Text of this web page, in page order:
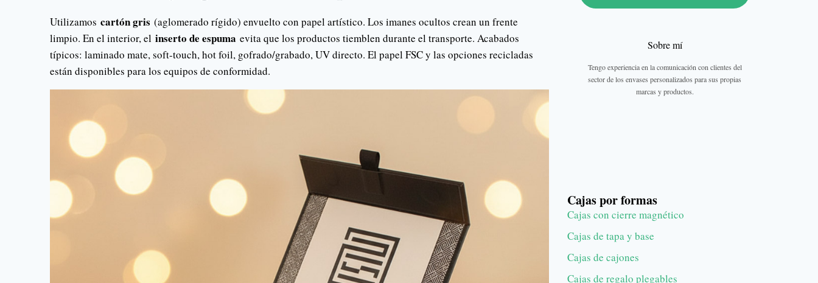
Utilizamos cartón gris (aglomerado rígido) envuelto con papel artístico. Los imanes ocultos crean un frente
limpio. En el interior, el inserto de espuma evita que los productos tiemblen durante el transporte. Acabados
típicos: laminado mate, soft-touch, hot foil, gofrado/grabado, UV directo. El papel FSC y las opciones recicladas
están disponibles para los equipos de conformidad.
Sobre mí
Tengo experiencia en la comunicación con clientes del
sector de los envases personalizados para sus propias
marcas y productos.
Cajas por formas
Cajas con cierre magnético
Cajas de tapa y base
Cajas de cajones
Cajas de regalo plegables